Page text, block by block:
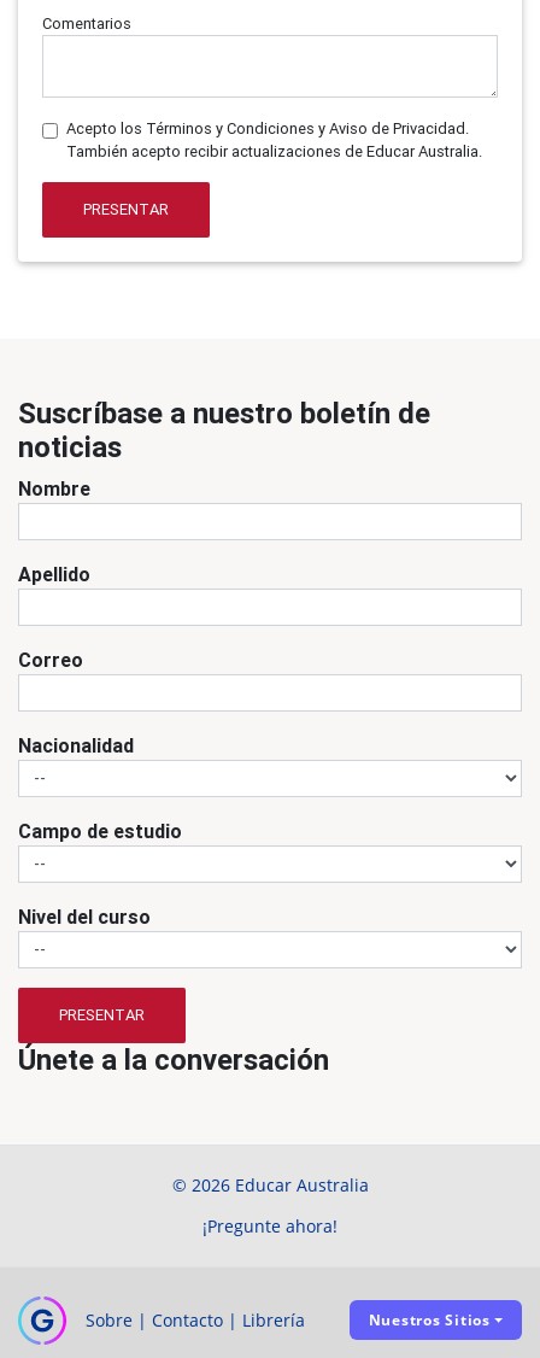
Comentarios
Acepto los Términos y Condiciones y Aviso de Privacidad.
También acepto recibir actualizaciones de Educar Australia.
PRESENTAR
Suscríbase a nuestro boletín de
noticias
Nombre
Apellido
Correo
Nacionalidad
Campo de estudio
Nivel del curso
PRESENTAR
Únete a la conversación
© 2026 Educar Australia
¡Pregunte ahora!
Sobre | Contacto | Librería Nuestros Sitios